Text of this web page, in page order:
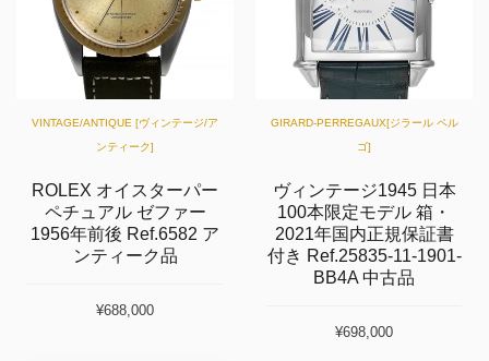
VINTAGE/ANTIQUE [ヴィンテージ/ア
ンティーク]
ROLEX オイスターパー
ペチュアル ゼファー
1956年前後 Ref.6582 ア
ンティーク品
¥688,000
GIRARD-PERREGAUX[ジラール ペル
ゴ]
ヴィンテージ1945 日本
100本限定モデル 箱・
2021年国内正規保証書
付き Ref.25835-11-1901-
BB4A 中古品
¥698,000